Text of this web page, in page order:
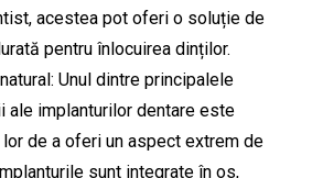
acestea pot oferi o soluție de
pentru înlocuirea dinților.
Unul dintre principalele
ale implanturilor dentare este
de a oferi un aspect extrem de
sunt integrate în os,